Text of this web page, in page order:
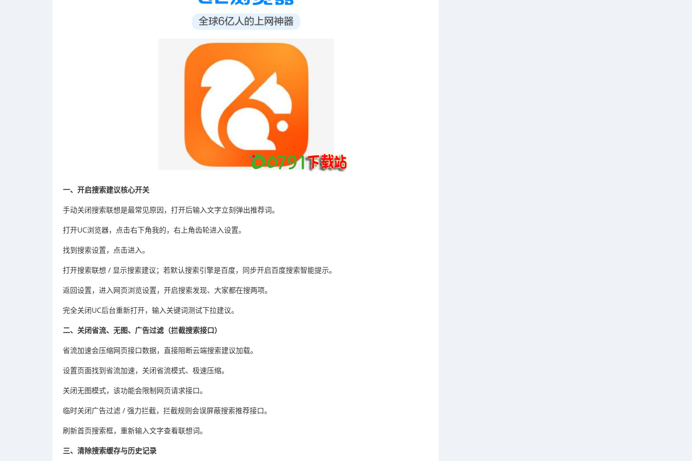
一、开启搜索建议核心开关
手动关闭搜索联想是最常见原因，打开后输入文字立刻弹出推荐词。
打开UC浏览器，点击右下角我的，右上角齿轮进入设置。
找到搜索设置，点击进入。
打开搜索联想 / 显示搜索建议；若默认搜索引擎是百度，同步开启百度搜索智能提示。
返回设置，进入网页浏览设置，开启搜索发现、大家都在搜两项。
完全关闭UC后台重新打开，输入关键词测试下拉建议。
二、关闭省流、无图、广告过滤（拦截搜索接口）
省流加速会压缩网页接口数据，直接阻断云端搜索建议加载。
设置页面找到省流加速，关闭省流模式、极速压缩。
关闭无图模式，该功能会限制网页请求接口。
临时关闭广告过滤 / 强力拦截，拦截规则会误屏蔽搜索推荐接口。
刷新首页搜索框，重新输入文字查看联想词。
三、清除搜索缓存与历史记录